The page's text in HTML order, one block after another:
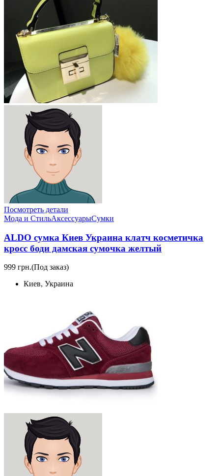
Посмотреть детали
Мода и СтильАксессуарыСумки
ALDO сумка Киев Украина клатч косметичка
кросс боди дамская сумочка желтый
999 грн.(Под заказ)
Киев, Украина